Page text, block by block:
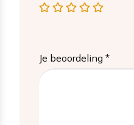
1 2 3 4 5
Je beoordeling *